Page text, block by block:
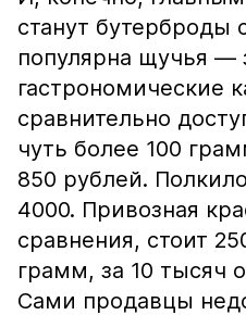
станут бутерброды
популярна щучья —
гастрономические
сравнительно
чуть более 100
850 рублей.
4000. Привозная
сравнения, стоит
грамм, за 10 тысяч
Сами продавцы